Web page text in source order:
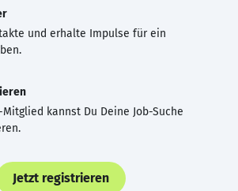
und erhalte Impulse für ein
kannst Du Deine Job-Suche
Jetzt registrieren